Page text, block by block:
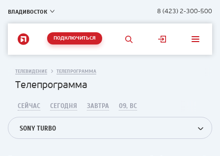
ВЛАДИВОСТОК 8 (423) 2-300-500
ПОДКЛЮЧИТЬСЯ
ТЕЛЕВИДЕНИЕ ТЕЛЕПРОГРАММА
Телепрограмма
СЕЙЧАС СЕГОДНЯ ЗАВТРА 09, ВС
SONY TURBO